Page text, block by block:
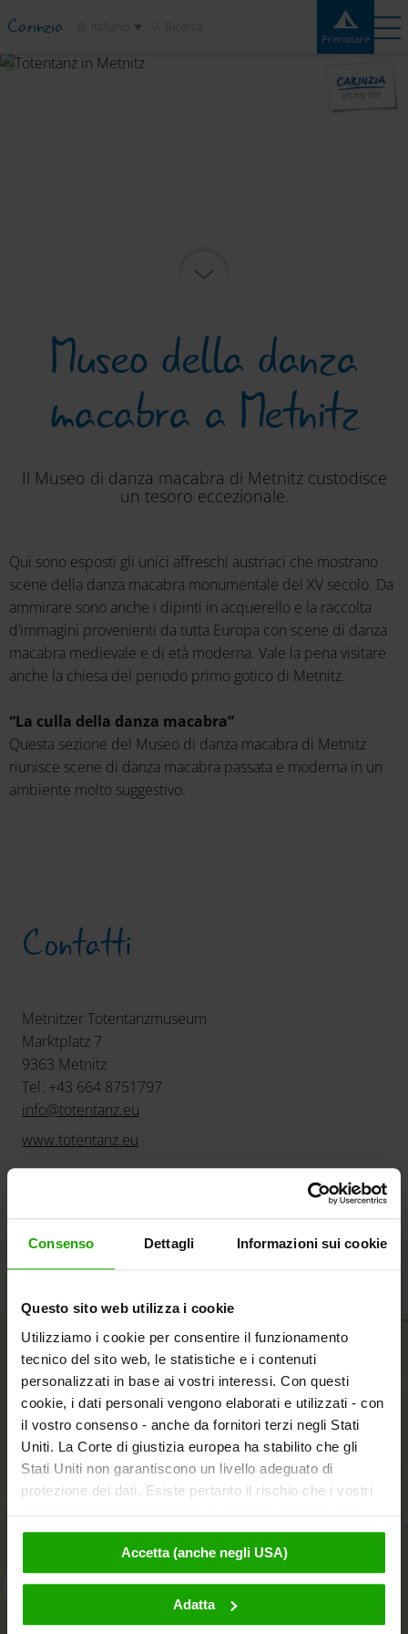
Consenso Dettagli Informazioni sui cookie
Questo sito web utilizza i cookie
Utilizziamo i cookie per consentire il funzionamento
tecnico del sito web, le statistiche e i contenuti
personalizzati in base ai vostri interessi. Con questi
cookie, i dati personali vengono elaborati e utilizzati - con
il vostro consenso - anche da fornitori terzi negli Stati
Uniti. La Corte di giustizia europea ha stabilito che gli
Stati Uniti non garantiscono un livello adeguato di
protezione dei dati. Esiste pertanto il rischio che i vostri
dati possano essere oggetto di accesso da parte delle
autorità statunitensi a fini di controllo e monitoraggio a
causa di ordinanze corrispondenti nei confronti di fornitori
terzi (ad es. Google, Meta) e che non sussistano misure
legali efficaci per fare opposizione. Facendo clic su
"Accetta", l'utente accetta che i cookie possano essere
Accetta (anche negli USA)
Adatta
Carinzia Prenotare
Museo della danza
macabra a Metnitz
Il Museo di danza macabra di Metnitz custodisce
un tesoro eccezionale.
Qui sono esposti gli unici affreschi austriaci che mostrano
scene della danza macabra monumentale del XV secolo. Da
ammirare sono anche i dipinti in acquerello e la raccolta
d’immagini provenienti da tutta Europa con scene di danza
macabra medievale e di età moderna. Vale la pena visitare
anche la chiesa del periodo primo gotico di Metnitz.
“La culla della danza macabra”
Questa sezione del Museo di danza macabra di Metnitz
riunisce scene di danza macabra passata e moderna in un
ambiente molto suggestivo.
Contatti
Metnitzer Totentanzmuseum
Marktplatz 7
9363 Metnitz
Tel: +43 664 8751797
info@totentanz.eu
www.totentanz.eu
Orari di apertura
+
−